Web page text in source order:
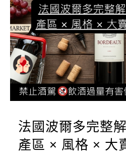
法國波爾多完整
產區 × 風格 × 大